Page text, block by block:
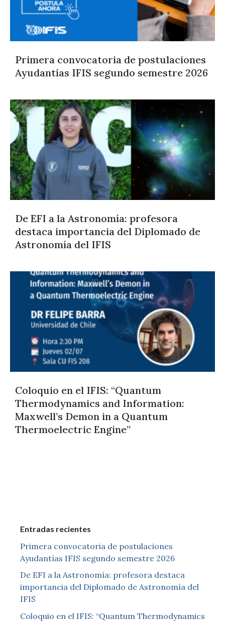
Primera convocatoria de postulaciones
Ayudantías IFIS segundo semestre 2026
De EFI a la Astronomía: profesora
destaca importancia del Diplomado de
Astronomía del IFIS
Coloquio en el IFIS: “Quantum
Thermodynamics and Information:
Maxwell’s Demon in a Quantum
Thermoelectric Engine”
Entradas recientes
Primera convocatoria de postulaciones
Ayudantías IFIS segundo semestre 2026
De EFI a la Astronomía: profesora destaca
importancia del Diplomado de Astronomía del
IFIS
Coloquio en el IFIS: “Quantum Thermodynamics